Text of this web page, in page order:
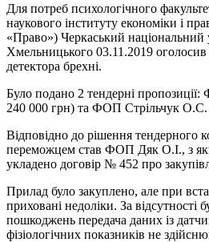
Для потреб психологічного
наукового інституту економіки і
«Право») Черкаський національний
Хмельницького 03.11.2019
детектора брехні.
Було подано 2 тендерні
240 000 грн) та ФОП Стрільчук О.С.
Відповідно до рішення тендерного
переможцем став ФОП Дяк О.І., з
укладено договір № 452 про
Прилад було закуплено, але при
приховані недоліки. За відсутності
пошкоджень передача даних із
фізіологічних показників не